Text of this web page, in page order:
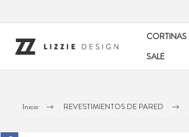
CORTINAS
SALE
Inicio REVESTIMIENTOS DE PARED